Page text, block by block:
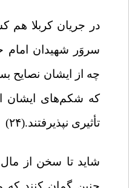
در جریان کربلا هم
سروَر شهیدان امام
چه از ایشان نصایح
که شکم‌های ایشان
تأثیری نپذیرفتند.(۲۴)
شاید تا سخن از